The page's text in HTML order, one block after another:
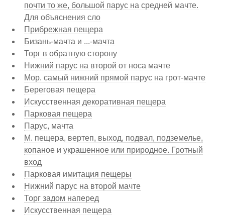
почти то же, большой парус на средней мачте.
Для объяснения сло
Прибрежная пещера
Бизань-мачта и ...-мачта
Торг в обратную сторону
Нижний парус на второй от носа мачте
Мор. самый нижний прямой парус на грот-мачте
Береговая пещера
Искусственная декоративная пещера
Парковая пещера
Парус, мачта
М. пещера, вертеп, выход, подвал, подземелье,
копаное и украшенное или природное. Гротный
вход
Парковая имитация пещеры
Нижний парус на второй мачте
Торг задом наперед
Искусственная пещера